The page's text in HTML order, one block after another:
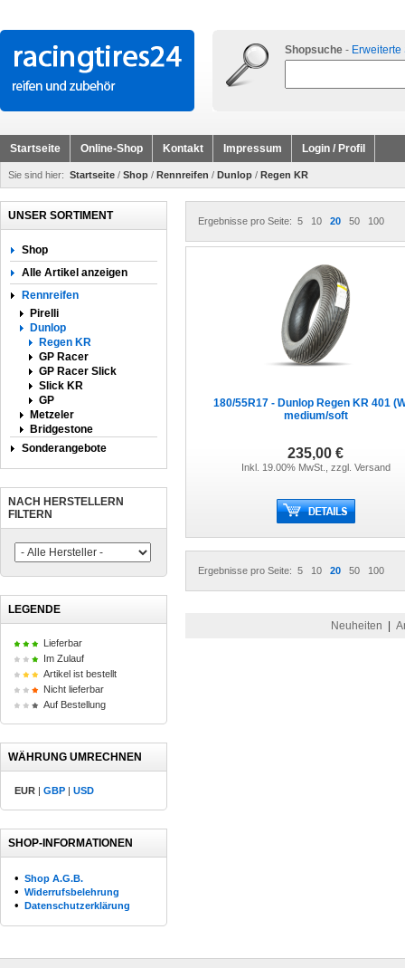
Shopsuche - Erweiterte
Startseite Online-Shop Kontakt Impressum Login / Profil
Sie sind hier: Startseite / Shop / Rennreifen / Dunlop / Regen KR
UNSER SORTIMENT
Shop
Alle Artikel anzeigen
Rennreifen
Pirelli
Dunlop
Regen KR
GP Racer
GP Racer Slick
Slick KR
GP
Metzeler
Bridgestone
Sonderangebote
NACH HERSTELLERN
FILTERN
LEGENDE
Lieferbar
Im Zulauf
Artikel ist bestellt
Nicht lieferbar
Auf Bestellung
WÄHRUNG UMRECHNEN
EUR | GBP | USD
SHOP-INFORMATIONEN
• Shop A.G.B.
• Widerrufsbelehrung
• Datenschutzerklärung
Ergebnisse pro Seite: 5 10 20 50 100
180/55R17 - Dunlop Regen KR 401
medium/soft
235,00 €
Inkl. 19.00% MwSt., zzgl. Versand
Ergebnisse pro Seite: 5 10 20 50 100
Neuheiten